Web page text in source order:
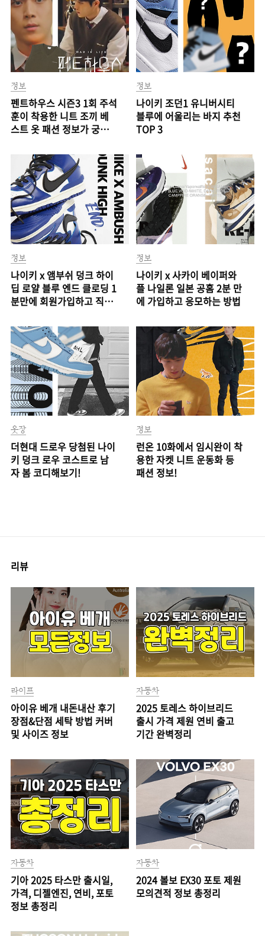
정보
펜트하우스 시즌3 1회 주석
훈이 착용한 니트 조끼 베
스트 옷 패션 정보가 궁금
정보
나이키 조던1 유니버시티
블루에 어울리는 바지 추천
TOP 3
정보
나이키 x 앰부쉬 덩크 하이
딥 로얄 블루 엔드 클로딩 1
분만에 회원가입하고 직배
정보
나이키 x 사카이 베이퍼와
플 나일론 일본 공홈 2분 만
에 가입하고 응모하는 방법
옷장
더현대 드로우 당첨된 나이
키 덩크 로우 코스트로 남
자 봄 코디해보기!
정보
런온 10화에서 임시완이 착
용한 자켓 니트 운동화 등
패션 정보!
리뷰
라이프
아이유 베개 내돈내산 후기
장점&단점 세탁 방법 커버
및 사이즈 정보
자동차
2025 토레스 하이브리드
출시 가격 제원 연비 출고
기간 완벽정리
자동차
기아 2025 타스만 출시일,
가격, 디젤엔진, 연비, 포토
정보 총정리
자동차
2024 볼보 EX30 포토 제원
모의견적 정보 총정리